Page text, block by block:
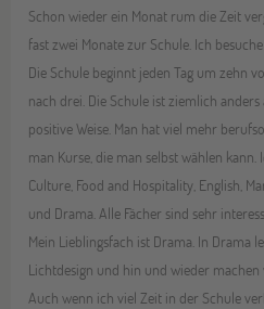
Schon wieder ein Monat rum die Zeit
fast zwei Monate zur Schule. Ich
Die Schule beginnt jeden Tag um zehn
nach drei. Die Schule ist ziemlich
positive Weise. Man hat viel mehr
man Kurse, die man selbst wählen kann.
Culture, Food and Hospitality, English,
und Drama. Alle Fächer sind sehr
Mein Lieblingsfach ist Drama. In Drama
Lichtdesign und hin und wieder machen
Auch wenn ich viel Zeit in der Schule